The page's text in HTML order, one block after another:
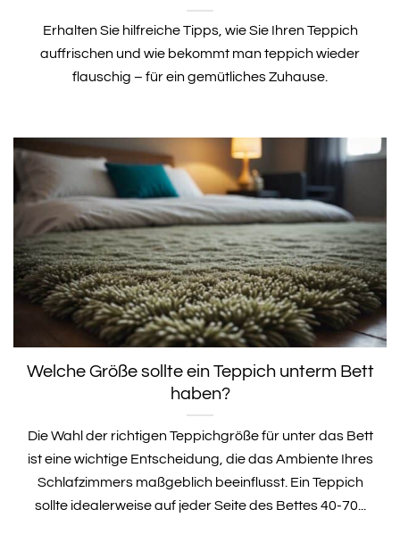
Erhalten Sie hilfreiche Tipps, wie Sie Ihren Teppich
auffrischen und wie bekommt man teppich wieder
flauschig – für ein gemütliches Zuhause.
Welche Größe sollte ein Teppich unterm Bett
haben?
Die Wahl der richtigen Teppichgröße für unter das Bett
ist eine wichtige Entscheidung, die das Ambiente Ihres
Schlafzimmers maßgeblich beeinflusst. Ein Teppich
sollte idealerweise auf jeder Seite des Bettes 40-70...